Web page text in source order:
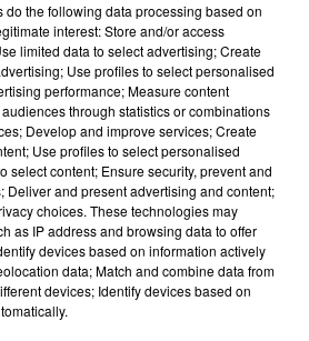
de nom de"mauvais signal".
2026
Faiyaz a le cœur brisé dans son
clip
do the following data processing based on
interest: Store and/or access
limited data to select advertising; Create
Use profiles to select personalised
performance; Measure content
through statistics or combinations
Develop and improve services; Create
Use profiles to select personalised
select content; Ensure security, prevent and
Deliver and present advertising and content;
choices. These technologies may
as IP address and browsing data to offer
devices based on information actively
data; Match and combine data from
devices; Identify devices based on